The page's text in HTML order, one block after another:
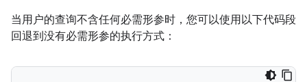
当用户的查询不含任何必需形参时，您可以使用以下代码段
回退到没有必需形参的执行方式：